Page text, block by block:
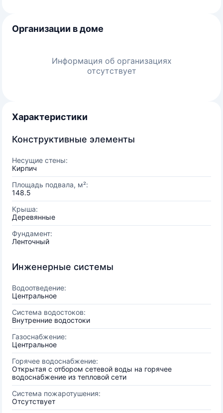
Организации в доме
Информация об организациях
отсутствует
Характеристики
Конструктивные элементы
Несущие стены:
Кирпич
Площадь подвала, м²:
148.5
Крыша:
Деревянные
Фундамент:
Ленточный
Инженерные системы
Водоотведение:
Центральное
Система водостоков:
Внутренние водостоки
Газоснабжение:
Центральное
Горячее водоснабжение:
Открытая с отбором сетевой воды на горячее
водоснабжение из тепловой сети
Система пожаротушения:
Отсутствует